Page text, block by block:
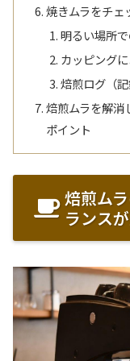
焼きムラをチェ
明るい場所
カッピング
焙煎ログ（
焙煎ムラを解消
ポイント
焙煎ム
ランス